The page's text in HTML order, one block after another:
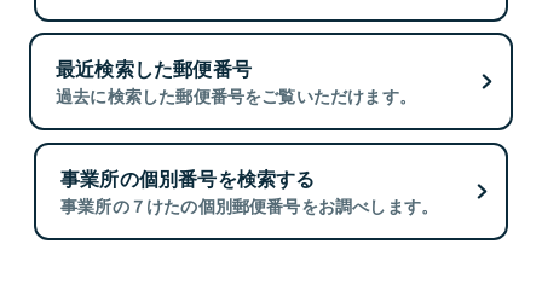
最近検索した郵便番号
過去に検索した郵便番号をご覧いただけます。
事業所の個別番号を検索する
事業所の７けたの個別郵便番号をお調べします。